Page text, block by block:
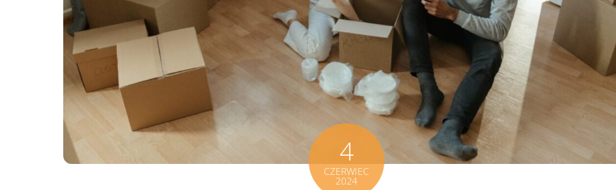
4
CZERWIEC
2024